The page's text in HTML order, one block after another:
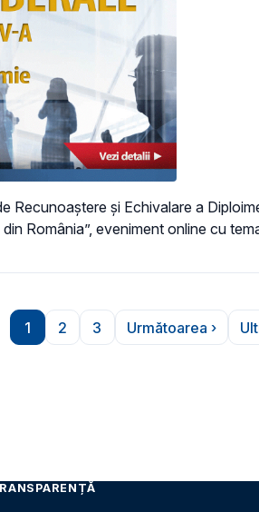
Recunoaștere și Echivalare a
România”, eveniment online cu tema
Pagina
1
Pagina
2
Pagina
3
Pagina
Următoarea ›